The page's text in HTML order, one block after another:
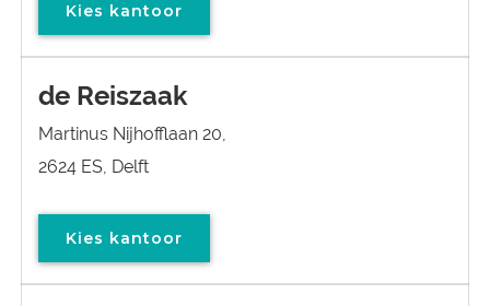
Kies kantoor
de Reiszaak
Martinus Nijhofflaan 20,
2624 ES, Delft
Kies kantoor